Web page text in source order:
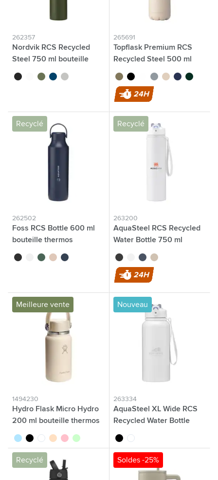
262357
Nordvik RCS Recycled
Steel 750 ml bouteille
noir blancvert bleu argenté
265691
Topflask Premium RCS
Recycled Steel 500 ml
brun noir blancgris clairbeigebleu foncé
vert foncé
24H
Recyclé
262502
Foss RCS Bottle 600 ml
bouteille thermos
noir blancvert beigebleu
Recyclé
263200
AquaSteel RCS Recycled
Water Bottle 750 ml
noir blancbleu beige
24H
Meilleure vente
1494230
Hydro Flask Micro Hydro
200 ml bouteille thermos
bleu pastel
noir blancbeigerose vert pastel
Nouveau
263334
AquaSteel XL Wide RCS
Recycled Water Bottle
noir blanc
Recyclé Soldes -25%